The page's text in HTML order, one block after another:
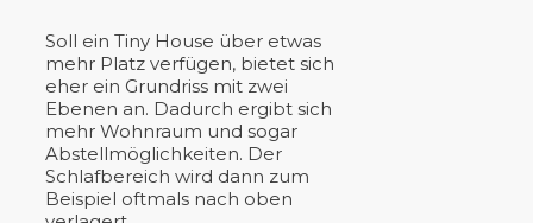
Soll ein Tiny House über etwas
mehr Platz verfügen, bietet sich
eher ein Grundriss mit zwei
Ebenen an. Dadurch ergibt sich
mehr Wohnraum und sogar
Abstellmöglichkeiten. Der
Schlafbereich wird dann zum
Beispiel oftmals nach oben